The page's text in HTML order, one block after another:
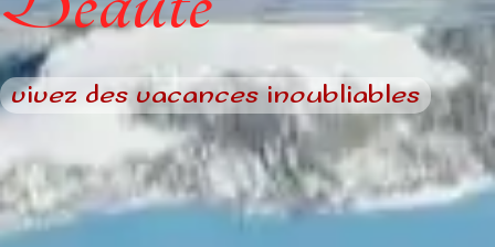
vivez des vacances inoubliables